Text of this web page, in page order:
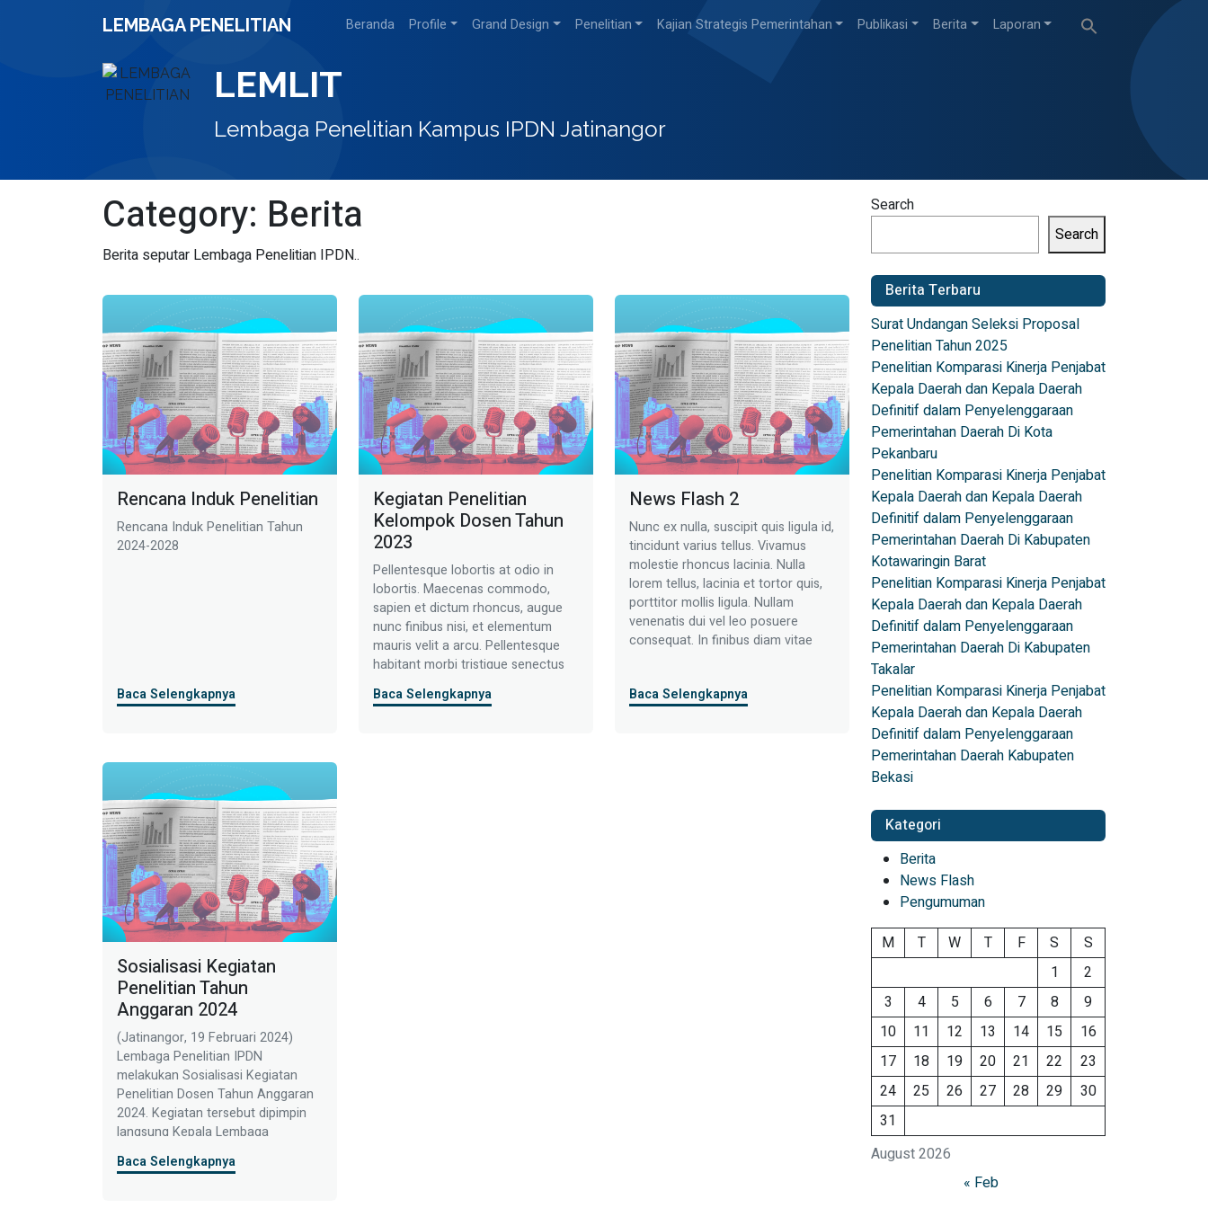
LEMBAGA PENELITIAN Beranda Profile Grand Design Penelitian Kajian Strategis Pemerintahan Publikasi Berita Laporan
Search Button
LEMLIT
Lembaga Penelitian Kampus IPDN Jatinangor
Category: Berita
Berita seputar Lembaga Penelitian IPDN..
Rencana Induk Penelitian
Rencana Induk Penelitian Tahun
2024-2028
Baca Selengkapnya
Kegiatan Penelitian
Kelompok Dosen Tahun
2023
Pellentesque lobortis at odio in
lobortis. Maecenas commodo,
sapien et dictum rhoncus, augue
nunc finibus nisi, et elementum
mauris velit a arcu. Pellentesque
habitant morbi tristique senectus
turpis egestas. Sed velit quam,
Baca Selengkapnya
News Flash 2
Nunc ex nulla, suscipit quis ligula id,
tincidunt varius tellus. Vivamus
molestie rhoncus lacinia. Nulla
lorem tellus, lacinia et tortor quis,
porttitor mollis ligula. Nullam
venenatis dui vel leo posuere
consequat. In finibus diam vitae
magna. Integer scelerisque dui id
Baca Selengkapnya
Sosialisasi Kegiatan
Penelitian Tahun
Anggaran 2024
(Jatinangor, 19 Februari 2024)
Lembaga Penelitian IPDN
melakukan Sosialisasi Kegiatan
Penelitian Dosen Tahun Anggaran
2024. Kegiatan tersebut dipimpin
langsung Kepala Lembaga
MM yang didampingi oleh Kepala
Baca Selengkapnya
Search
Search
Berita Terbaru
Surat Undangan Seleksi Proposal
Penelitian Tahun 2025
Penelitian Komparasi Kinerja Penjabat
Kepala Daerah dan Kepala Daerah
Definitif dalam Penyelenggaraan
Pemerintahan Daerah Di Kota
Pekanbaru
Penelitian Komparasi Kinerja Penjabat
Kepala Daerah dan Kepala Daerah
Definitif dalam Penyelenggaraan
Pemerintahan Daerah Di Kabupaten
Kotawaringin Barat
Penelitian Komparasi Kinerja Penjabat
Kepala Daerah dan Kepala Daerah
Definitif dalam Penyelenggaraan
Pemerintahan Daerah Di Kabupaten
Takalar
Penelitian Komparasi Kinerja Penjabat
Kepala Daerah dan Kepala Daerah
Definitif dalam Penyelenggaraan
Pemerintahan Daerah Kabupaten
Bekasi
Kategori
Berita
News Flash
Pengumuman
August 2026
M T W T F S
S
1
2
3
4 5 6 7 8
9
10
11 12 13 14 15
16
17
18 19 20 21 22
23
24
25 26 27 28 29
30
31
« Feb